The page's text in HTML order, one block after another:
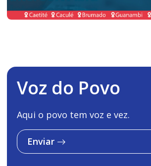
Voz do Povo
Aqui o povo tem voz e vez.
Enviar